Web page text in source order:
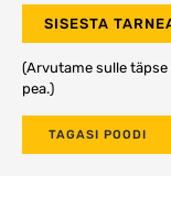
SISESTA
(Arvutame sulle täpse
pea.)
TAGASI POODI